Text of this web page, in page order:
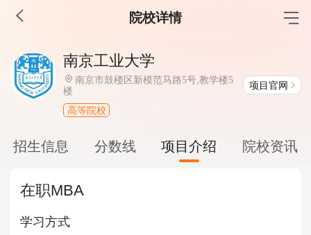
院校详情
MBA工商管理
院校库 考试报名 招生政策 学制学费
报名流程
考试真题
报考经验
MEM工程管理
考试真题
报考经验
MPA公共管理
南京工业大学
南京市鼓楼区新模范马路5号,教学楼5
楼
项目官网
高等院校
招生信息 分数线 项目介绍 院校资讯
在职MBA
学习方式